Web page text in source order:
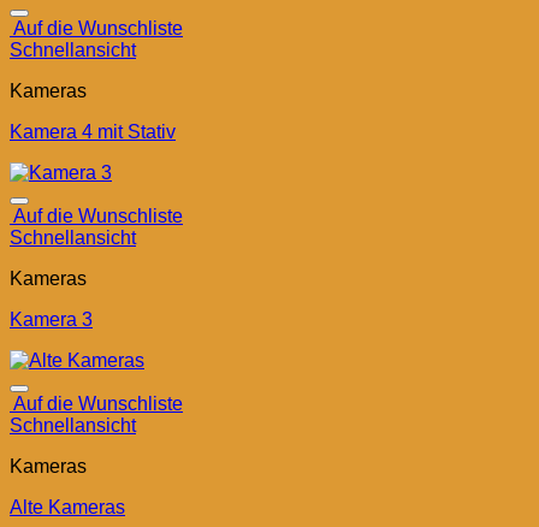
Auf die Wunschliste
Schnellansicht
Kameras
Kamera 4 mit Stativ
Auf die Wunschliste
Schnellansicht
Kameras
Kamera 3
Auf die Wunschliste
Schnellansicht
Kameras
Alte Kameras